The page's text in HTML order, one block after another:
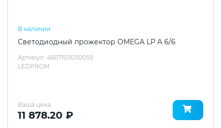
В наличии
Светодиодный прожектор OMEGA LP A 6/6
Артикул: 4607103030055
LEDPROM
Ваша цена
11 878.20 ₽